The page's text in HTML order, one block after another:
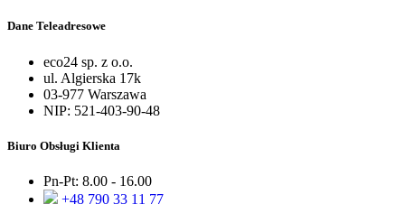
Dane Teleadresowe
eco24 sp. z o.o.
ul. Algierska 17k
03-977 Warszawa
NIP: 521-403-90-48
Biuro Obsługi Klienta
Pn-Pt: 8.00 - 16.00
+48 790 33 11 77